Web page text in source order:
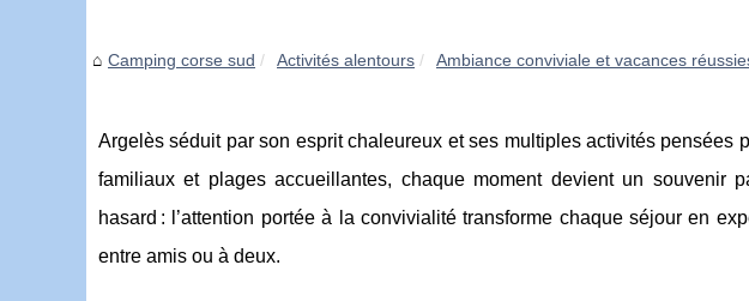
Camping corse sud Activités alentours Ambiance conviviale et vacances
Argelès séduit par son esprit chaleureux et ses multiples activités pensées
familiaux et plages accueillantes, chaque moment devient un souvenir
hasard : l’attention portée à la convivialité transforme chaque séjour en
entre amis ou à deux.